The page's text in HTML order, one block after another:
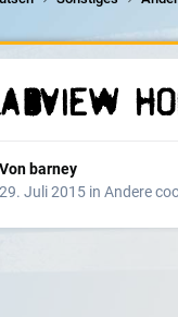
Von barney
29. Juli 2015in Andere